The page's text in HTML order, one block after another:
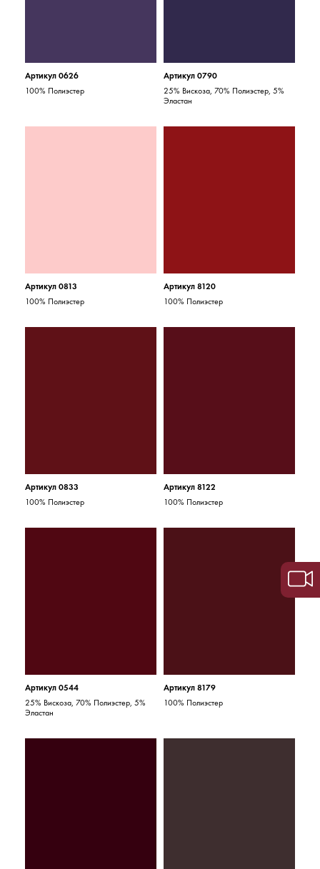
Артикул 0626
100% Полиэстер
Артикул 0790
25% Вискоза, 70% Полиэстер, 5%
Эластан
Артикул 0813
100% Полиэстер
Артикул 8120
100% Полиэстер
Артикул 0833
100% Полиэстер
Артикул 8122
100% Полиэстер
Артикул 0544
25% Вискоза, 70% Полиэстер, 5%
Эластан
Артикул 8179
100% Полиэстер